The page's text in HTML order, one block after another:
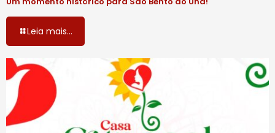
Leia mais...